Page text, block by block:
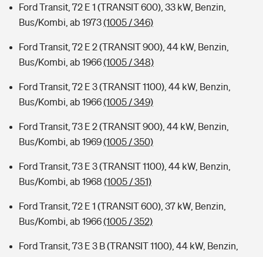
Ford Transit, 72 E 1 (TRANSIT 600), 33 kW, Benzin,
Bus/Kombi, ab 1973(1005 / 346)
Ford Transit, 72 E 2 (TRANSIT 900), 44 kW, Benzin,
Bus/Kombi, ab 1966(1005 / 348)
Ford Transit, 72 E 3 (TRANSIT 1100), 44 kW, Benzin,
Bus/Kombi, ab 1966(1005 / 349)
Ford Transit, 73 E 2 (TRANSIT 900), 44 kW, Benzin,
Bus/Kombi, ab 1969(1005 / 350)
Ford Transit, 73 E 3 (TRANSIT 1100), 44 kW, Benzin,
Bus/Kombi, ab 1968 (1005 / 351)
Ford Transit, 72 E 1 (TRANSIT 600), 37 kW, Benzin,
Bus/Kombi, ab 1966(1005 / 352)
Ford Transit, 73 E 3 B (TRANSIT 1100), 44 kW, Benzin,